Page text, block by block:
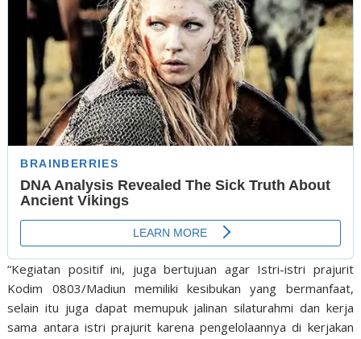
“Kegiatan positif ini, juga bertujuan agar Istri-istri prajurit
Kodim 0803/Madiun memiliki kesibukan yang bermanfaat,
selain itu juga dapat memupuk jalinan silaturahmi dan kerja
sama antara istri prajurit karena pengelolaannya di kerjakan